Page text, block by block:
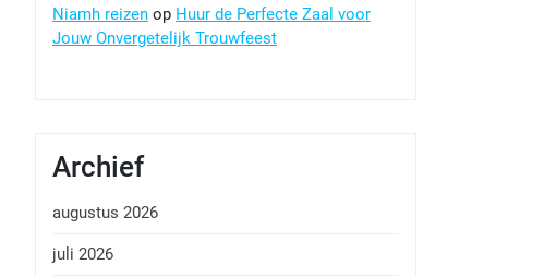
Niamh reizen op Huur de Perfecte Zaal voor
Jouw Onvergetelijk Trouwfeest
Archief
augustus 2026
juli 2026